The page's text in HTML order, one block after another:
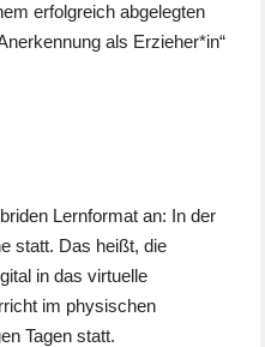
erfolgreich abgelegten
als Erzieher*in“
Lernformat an: In der
statt. Das heißt, die
in das virtuelle
im physischen
Tagen statt.